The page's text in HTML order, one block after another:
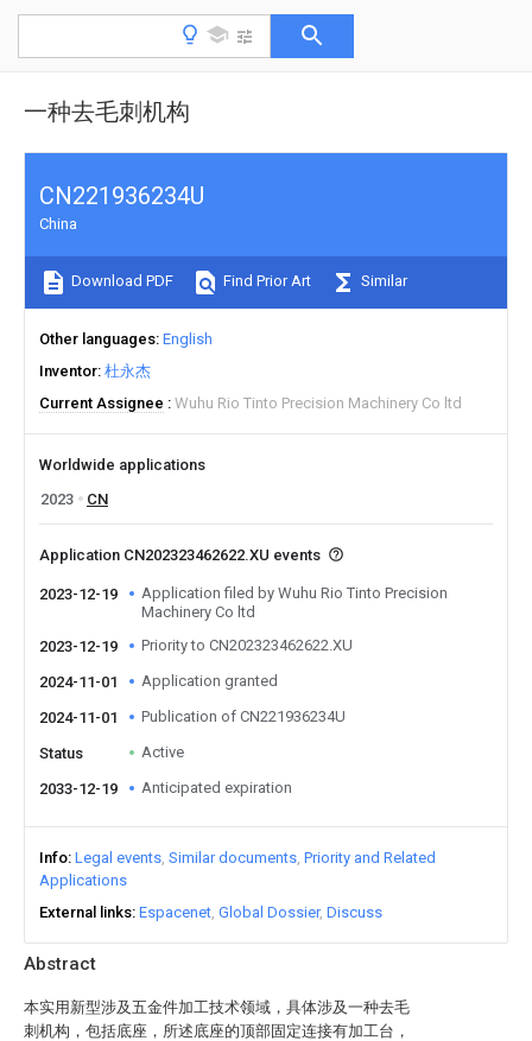
一种去毛刺机构
Abstract
本实用新型涉及五金件加工技术领域，具体涉及一种去毛
刺机构，包括底座，所述底座的顶部固定连接有加工台，
CN221936234U
China
Download PDF Find Prior Art Similar
Other languages English
Inventor 杜永杰
Current Assignee
Wuhu Rio Tinto Precision Machinery Co ltd
Worldwide applications
2023
CN
Application CN202323462622.XU events
2023-12-19
Application filed by Wuhu Rio Tinto Precision
Machinery Co ltd
2023-12-19
Priority to CN202323462622.XU
2024-11-01 Application granted
2024-11-01 Publication of CN221936234U
Status Active
2033-12-19 Anticipated expiration
Info Legal events Similar documents Priority and Related
Applications
External links Espacenet Global Dossier Discuss